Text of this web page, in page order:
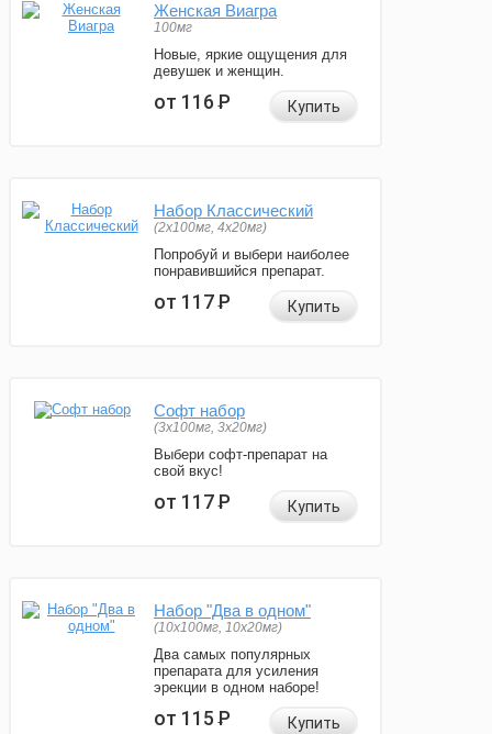
Женская Виагра
100мг
Новые, яркие ощущения для
девушек и женщин.
от 116Р Купить
Набор Классический
(2x100мг, 4x20мг)
Попробуй и выбери наиболее
понравившийся препарат.
от 117Р Купить
Софт набор
(3x100мг, 3x20мг)
Выбери софт-препарат на
свой вкус!
от 117Р Купить
Набор "Два в одном"
(10x100мг, 10x20мг)
Два самых популярных
препарата для усиления
эрекции в одном наборе!
от 115Р Купить